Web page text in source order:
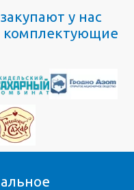
у нас
комплектующие